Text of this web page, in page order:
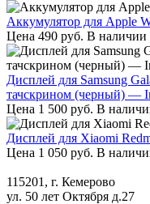
Аккумулятор для Apple
Цена 490 руб. В наличии
Дисплей для Samsung
тачскрином (черный) —
Цена 1 500 руб. В
Дисплей для Xiaomi
Цена 1 050 руб. В
115201, г. Кемерово
ул. 50 лет Октября д.27